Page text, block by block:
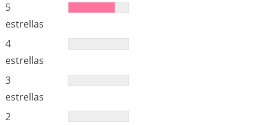
5
estrellas
4
estrellas
3
estrellas
2